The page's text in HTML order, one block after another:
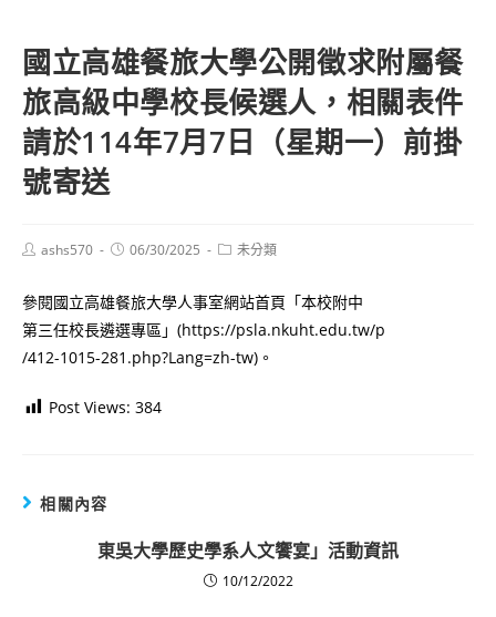
國立高雄餐旅大學公開徵求附屬餐
旅高級中學校長候選人，相關表件
請於114年7月7日（星期一）前掛
號寄送
Postashs570
Post06/30/2025
Post未分類
參閱國立高雄餐旅大學人事室網站首頁「本校附中
第三任校長遴選專區」(https://psla.nkuht.edu.tw/p
/412-1015-281.php?Lang=zh-tw)。
Post Views: 384
相關內容
東吳大學歷史學系人文饗宴」活動資訊
10/12/2022